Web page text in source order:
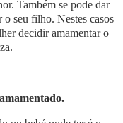
Também se pode dar
o seu filho. Nestes casos
decidir amamentar o